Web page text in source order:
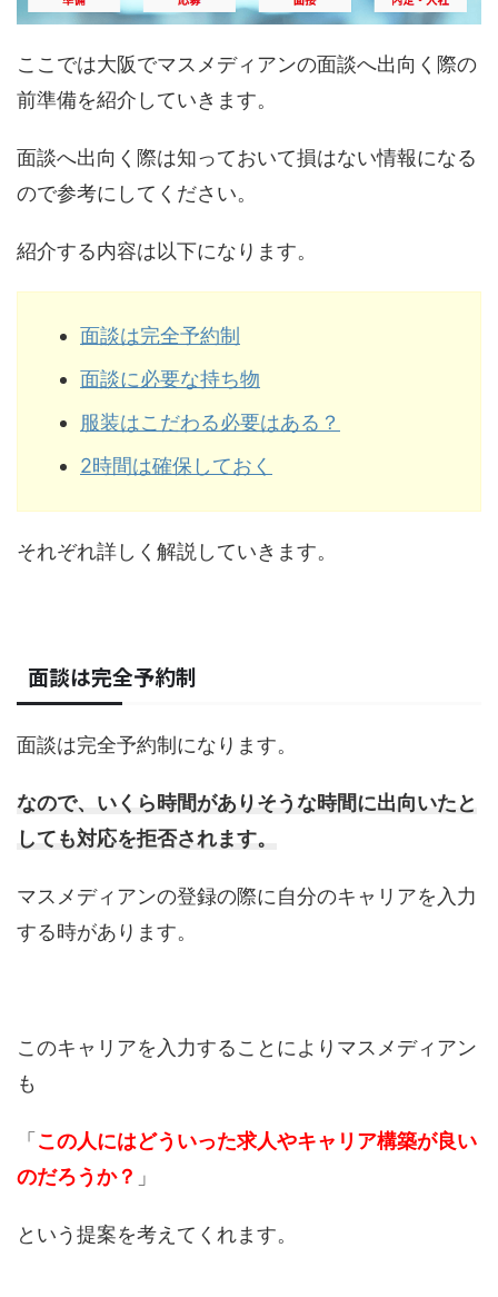
ここでは大阪でマスメディアンの面談へ出向く際の
前準備を紹介していきます。
面談へ出向く際は知っておいて損はない情報になる
ので参考にしてください。
紹介する内容は以下になります。
面談は完全予約制
面談に必要な持ち物
服装はこだわる必要はある？
2時間は確保しておく
それぞれ詳しく解説していきます。
面談は完全予約制
面談は完全予約制になります。
なので、いくら時間がありそうな時間に出向いたと
しても対応を拒否されます。
マスメディアンの登録の際に自分のキャリアを入力
する時があります。
このキャリアを入力することによりマスメディアン
も
「この人にはどういった求人やキャリア構築が良い
のだろうか？ 」
という提案を考えてくれます。